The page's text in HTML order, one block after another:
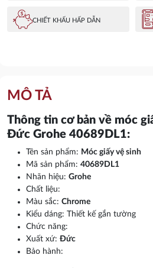
lượng
CHIẾT KHẤU HẤP DẪN
MÔ TẢ
Thông tin cơ bản về móc
Đức Grohe 40689DL1:
Tên sản phẩm: Móc giấy vệ sinh
Mã sản phẩm: 40689DL1
Nhãn hiệu: Grohe
Chất liệu:
Màu sắc: Chrome
Kiểu dáng: Thiết kế gắn tường
Chức năng:
Xuất xứ: Đức
Bảo hành: